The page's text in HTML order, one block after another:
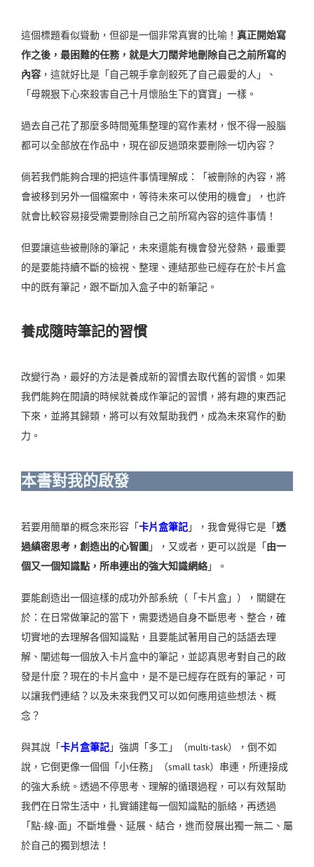
這個標題看似聳動，但卻是一個非常真實的比喻！ 真正開始寫
作之後，最困難的任務，就是大刀闊斧地刪除自己之前所寫的
內容 ，這就好比是「自己親手拿劍殺死了自己最愛的人」、
「母親狠下心來殺害自己十月懷胎生下的寶寶」一樣。
過去自己花了那麼多時間蒐集整理的寫作素材，恨不得一股腦
都可以全部放在作品中，現在卻反過頭來要刪除一切內容？
倘若我們能夠合理的把這件事情理解成：「被刪除的內容，將
會被移到另外一個檔案中，等待未來可以使用的機會」，也許
就會比較容易接受需要刪除自己之前所寫內容的這件事情！
但要讓這些被刪除的筆記，未來還能有機會發光發熱，最重要
的是要能持續不斷的檢視、整理、連結那些已經存在於卡片盒
中的既有筆記，跟不斷加入盒子中的新筆記。
養成隨時筆記的習慣
改變行為，最好的方法是養成新的習慣去取代舊的習慣。如果
我們能夠在閱讀的時候就養成作筆記的習慣，將有趣的東西記
下來，並將其歸類，將可以有效幫助我們，成為未來寫作的動
力。
本書對我的啟發
若要用簡單的概念來形容「卡片盒筆記」，我會覺得它是「透
過縝密思考，創造出的心智圖」，又或者，更可以說是「由一
個又一個知識點，所串連出的強大知識網絡」。
要能創造出一個這樣的成功外部系統（「卡片盒」），關鍵在
於：在日常做筆記的當下，需要透過自身不斷思考、整合，確
切實地的去理解各個知識點，且要能試著用自己的話語去理
解、闡述每一個放入卡片盒中的筆記，並認真思考對自己的啟
發是什麼？現在的卡片盒中，是不是已經存在既有的筆記，可
以讓我們連結？以及未來我們又可以如何應用這些想法、概
念？
與其說「卡片盒筆記」強調「多工」（multi-task），倒不如
說，它倒更像一個個「小任務」（small task）串連，所連接成
的強大系統。透過不停思考、理解的循環過程，可以有效幫助
我們在日常生活中，扎實鋪建每一個知識點的脈絡，再透過
「點-線-面」不斷堆疊、延展、結合，進而發展出獨一無二、屬
於自己的獨到想法！